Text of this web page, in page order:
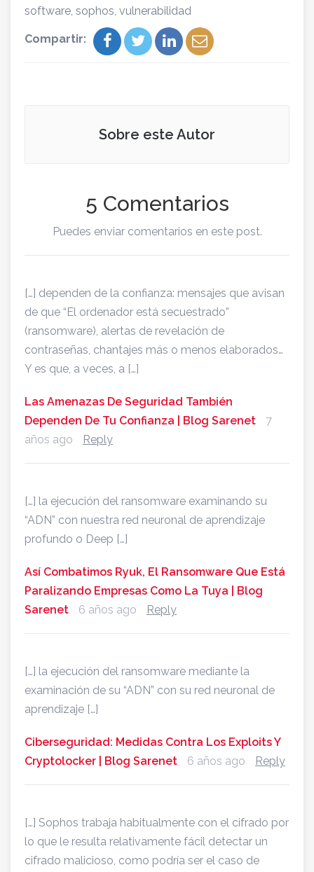
software, sophos, vulnerabilidad
Compartir:
Sobre este Autor
5 Comentarios
Puedes enviar comentarios en este post.
[…] dependen de la confianza: mensajes que avisan
de que “El ordenador está secuestrado”
(ransomware), alertas de revelación de
contraseñas, chantajes más o menos elaborados…
Y es que, a veces, a […]
Las Amenazas De Seguridad También
Dependen De Tu Confianza | Blog Sarenet
7
años ago
Reply
[…] la ejecución del ransomware examinando su
“ADN” con nuestra red neuronal de aprendizaje
profundo o Deep […]
Así Combatimos Ryuk, El Ransomware Que Está
Paralizando Empresas Como La Tuya | Blog
Sarenet
6 años ago Reply
[…] la ejecución del ransomware mediante la
examinación de su “ADN” con su red neuronal de
aprendizaje […]
Ciberseguridad: Medidas Contra Los Exploits Y
Cryptolocker | Blog Sarenet
6 años ago Reply
[…] Sophos trabaja habitualmente con el cifrado por
lo que le resulta relativamente fácil detectar un
cifrado malicioso, como podría ser el caso de